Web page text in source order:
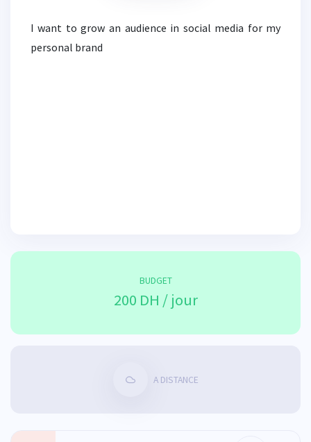
I want to grow an audience in social media for my
personal brand
BUDGET
200 DH / jour
A DISTANCE